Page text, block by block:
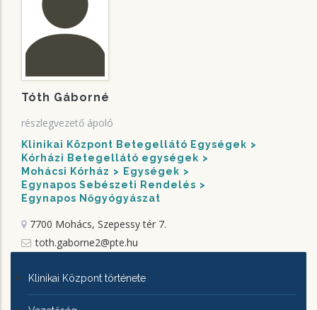
Tóth Gáborné
részlegvezető ápoló
Klinikai Központ Betegellátó Egységek
Kórházi Betegellátó egységek
Mohácsi Kórház
Egységek
Egynapos Sebészeti Rendelés
Egynapos Nőgyógyászat
7700 Mohács, Szepessy tér 7.
toth.gaborne2@pte.hu
KLINIKAI
KÖZPONTRÓL
Klinikai Központ története